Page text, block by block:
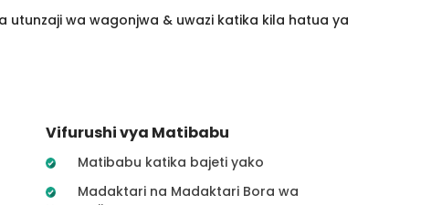
utunzaji wa wagonjwa & uwazi katika kila hatua ya
Vifurushi vya Matibabu
Matibabu katika bajeti yako
Madaktari na Madaktari Bora wa